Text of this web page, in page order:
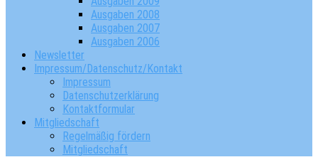
Ausgaben 2008
Ausgaben 2007
Ausgaben 2006
Newsletter
Impressum/Datenschutz/Kontakt
Impressum
Datenschutzerklärung
Kontaktformular
Mitgliedschaft
Regelmäßig fördern
Mitgliedschaft